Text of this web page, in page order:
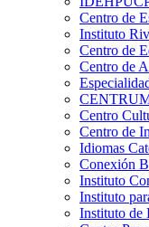
Centro de
Instituto
Centro de
Centro de
Centro
Centro de
Idiomas
Conexión
Instituto
Instituto
Instituto de